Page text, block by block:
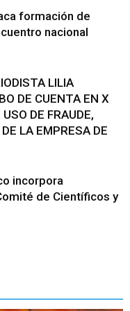
formación de
nacional
LILIA
DE CUENTA EN X
DE FRAUDE,
LA EMPRESA DE
incorpora
de Científicos y